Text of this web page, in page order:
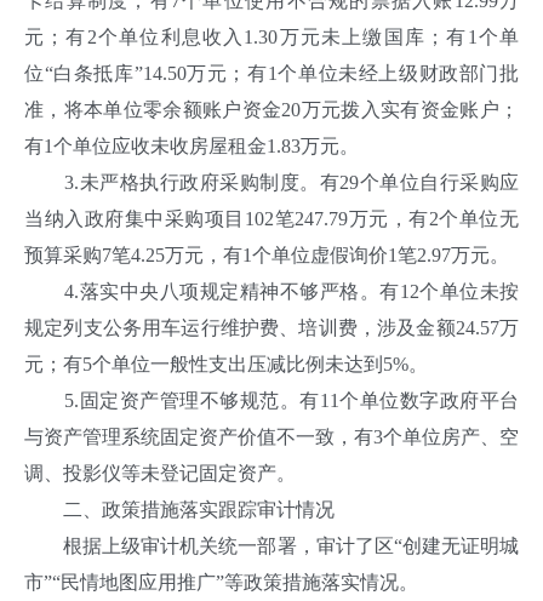
元；有2个单位利息收入1.30万元未上缴国库；有1个单
位“白条抵库”14.50万元；有1个单位未经上级财政部门批
准，将本单位零余额账户资金20万元拨入实有资金账户；
有1个单位应收未收房屋租金1.83万元。
3.未严格执行政府采购制度。有29个单位自行采购应
当纳入政府集中采购项目102笔247.79万元，有2个单位无
预算采购7笔4.25万元，有1个单位虚假询价1笔2.97万元。
4.落实中央八项规定精神不够严格。有12个单位未按
规定列支公务用车运行维护费、培训费，涉及金额24.57万
元；有5个单位一般性支出压减比例未达到5%。
5.固定资产管理不够规范。有11个单位数字政府平台
与资产管理系统固定资产价值不一致，有3个单位房产、空
调、投影仪等未登记固定资产。
二、政策措施落实跟踪审计情况
根据上级审计机关统一部署，审计了区“创建无证明城
市”“民情地图应用推广”等政策措施落实情况。